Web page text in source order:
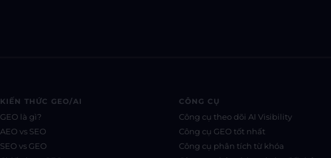
KIẾN THỨC GEO/AI
GEO là gì?
AEO vs SEO
SEO vs GEO
CÔNG CỤ
Công cụ theo dõi AI Visibility
Công cụ GEO tốt nhất
Công cụ phân tích từ khóa